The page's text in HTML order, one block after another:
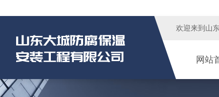
欢迎来到 山
网站